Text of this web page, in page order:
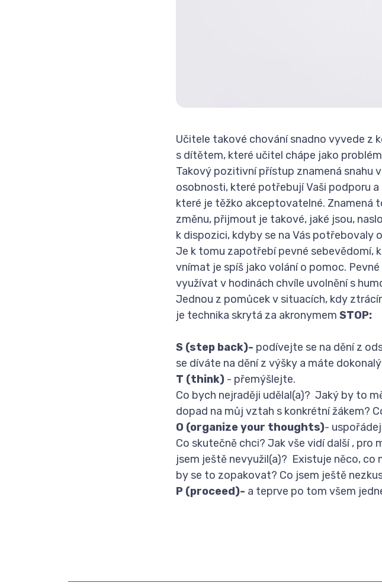
Učitele takové chování snadno vyvede z
s dítětem, které učitel chápe jako
Takový pozitivní přístup znamená snahu
osobnosti, které potřebují Vaši podporu
které je těžko akceptovatelné. Znamená
změnu, přijmout je takové, jaké jsou,
k dispozici, kdyby se na Vás potřebovaly
Je k tomu zapotřebí pevné sebevědomí,
vnímat je spíš jako volání o pomoc.
využívat v hodinách chvíle uvolnění s
Jednou z pomůcek v situacích, kdy
je technika skrytá za akronymem STOP:
S (step back)- podívejte se na dění z
se díváte na dění z výšky a máte
T (think) - přemýšlejte.
Co bych nejraději udělal(a)? Jaký by to
dopad na můj vztah s konkrétní žákem?
O (organize your thoughts)-
Co skutečně chci? Jak vše vidí další , pro
jsem ještě nevyužil(a)? Existuje něco, co
by se to zopakovat? Co jsem ještě
P (proceed)- a teprve po tom všem